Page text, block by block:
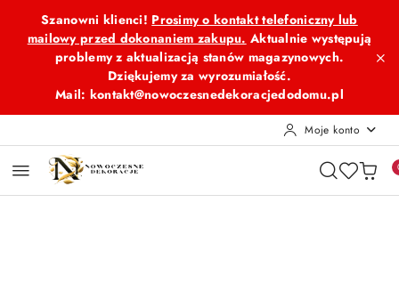
Przejdź do treści głównej
Przejdź do wyszukiwarki
Przejdź do moje konto
Przejdź do menu głównego
Przejdź do opisu produktu
Przejdź do stopki
Szanowni klienci! Prosimy o kontakt telefoniczny lub
mailowy przed dokonaniem zakupu. Aktualnie występują
problemy z aktualizacją stanów magazynowych.
Dziękujemy za wyrozumiałość.
Mail: kontakt@nowoczesnedekoracjedodomu.pl
Moje konto